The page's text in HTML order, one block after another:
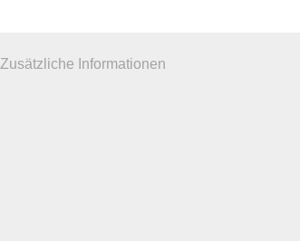
Zusätzliche Informationen